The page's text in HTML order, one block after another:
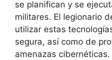
se planifican y se
militares. El legionario
utilizar estas
segura, así como de
amenazas cibernéticas.